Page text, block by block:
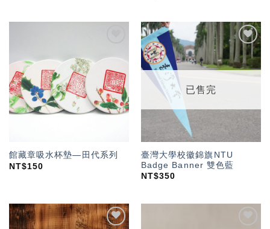
望輕
單」
館藏章吸水杯墊—田代系列
NT$150
加入
「願
望輕
已售完
臺灣大學校徽錦旗NTU
Badge Banner 雙色藍
NT$350